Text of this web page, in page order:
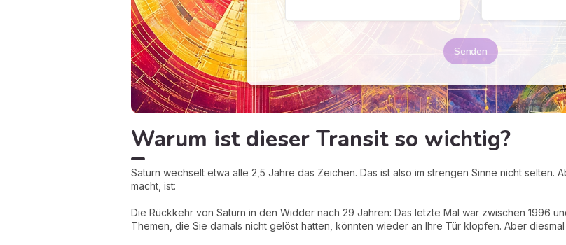
Senden
Warum ist dieser Transit so wichtig?
Saturn wechselt etwa alle 2,5 Jahre das Zeichen. Das ist also im strengen Sinne nicht selten.
macht, ist:
Die Rückkehr von Saturn in den Widder nach 29 Jahren: Das letzte Mal war zwischen 1996
Themen, die Sie damals nicht gelöst hatten, könnten wieder an Ihre Tür klopfen. Aber